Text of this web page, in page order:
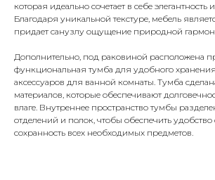
которая идеально сочетает в себе элегантность
Благодаря уникальной текстуре, мебель
придает санузлу ощущение природной
Дополнительно, под раковиной расположена
функциональная тумба для удобного
аксессуаров для ванной комнаты. Тумба
материалов, которые обеспечивают
влаге. Внутреннее пространство тумбы
отделений и полок, чтобы обеспечить
сохранность всех необходимых предметов.